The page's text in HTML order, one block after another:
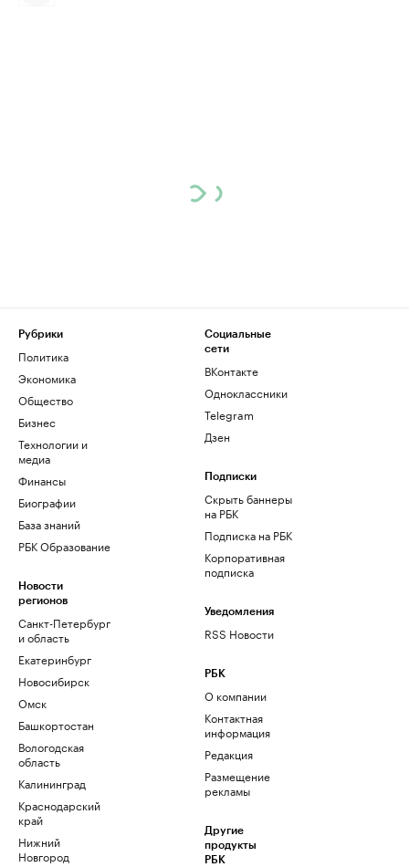
Рубрики
Политика
Экономика
Общество
Бизнес
Технологии и
медиа
Финансы
Биографии
База знаний
РБК Образование
Новости
регионов
Санкт-Петербург
и область
Екатеринбург
Новосибирск
Омск
Башкортостан
Вологодская
область
Калининград
Краснодарский
край
Нижний
Новгород
Социальные
сети
ВКонтакте
Одноклассники
Telegram
Дзен
Подписки
Скрыть баннеры
на РБК
Подписка на РБК
Корпоративная
подписка
Уведомления
RSS Новости
РБК
О компании
Контактная
информация
Редакция
Размещение
рекламы
Другие
продукты
РБК